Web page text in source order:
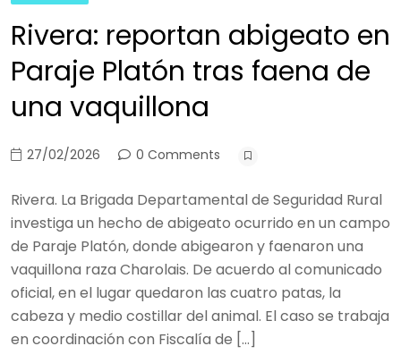
Rivera: reportan abigeato en
Paraje Platón tras faena de
una vaquillona
27/02/2026 0 Comments
Rivera. La Brigada Departamental de Seguridad Rural
investiga un hecho de abigeato ocurrido en un campo
de Paraje Platón, donde abigearon y faenaron una
vaquillona raza Charolais. De acuerdo al comunicado
oficial, en el lugar quedaron las cuatro patas, la
cabeza y medio costillar del animal. El caso se trabaja
en coordinación con Fiscalía de […]